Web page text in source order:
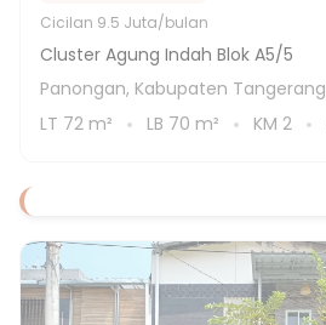
Cicilan 9.5 Juta/bulan
Cluster Agung Indah Blok A5/5
Panongan, Kabupaten Tangerang
LT 72 m² LB 70 m² KM 2